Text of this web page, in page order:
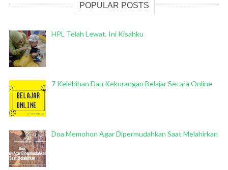
POPULAR POSTS
HPL Telah Lewat, Ini Kisahku
7 Kelebihan Dan Kekurangan Belajar Secara Online
Doa Memohon Agar Dipermudahkan Saat Melahirkan